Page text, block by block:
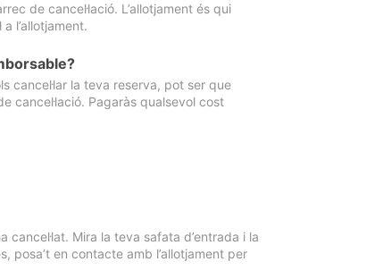
de cancel·lació. L’allotjament és qui
l’allotjament.
cancel·lar la teva reserva, pot ser que
cancel·lació. Pagaràs qualsevol cost
cancel·lat. Mira la teva safata d’entrada i la
posa’t en contacte amb l’allotjament per